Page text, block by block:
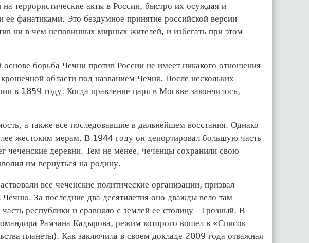
террористические акты в России, быстро их осуждая и
фанатиками. Это бездумное принятие российской версии
ни в чем неповинных мирных жителей, и избегать при этом
борьба Чечни против России не имеет никакого отношения
области под названием Чечня. После нескольких
в 1859 году. Когда правление царя в Москве закончилось,
а также все последовавшие в дальнейшем восстания. Однако
жестоким мерам. В 1944 году он депортировал большую часть
чеченские деревни. Тем не менее, чеченцы сохранили свою
им вернуться на родину.
все чеченские политические организации, призвал
Чечню. За последние два десятилетия оно дважды вело там
республики и сравняло с землей ее столицу - Грозный. В
Рамзана Кадырова, режим которого вошел в «Список
планеты). Как заключила в своем докладе 2009 года отважная